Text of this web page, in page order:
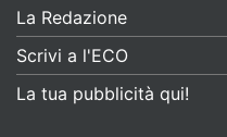
La Redazione
Scrivi a l'ECO
La tua pubblicità qui!